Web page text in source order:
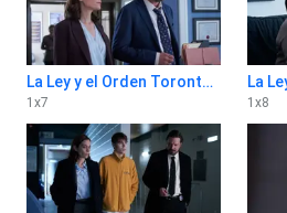
La Ley y el Orden Toronto: Intento Criminal 1x7
1 x7 1 x8